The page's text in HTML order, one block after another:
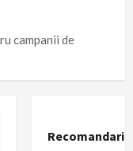
campanii de
Recomandari